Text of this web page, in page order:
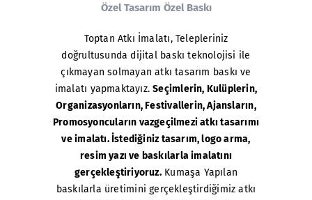
Özel Tasarım Özel Baskı
Toptan Atkı İmalatı, Telepleriniz
doğrultusunda dijital baskı teknolojisi ile
çıkmayan solmayan atkı tasarım baskı ve
imalatı yapmaktayız.Seçimlerin, Kulüplerin,
Organizasyonların, Festivallerin, Ajansların,
Promosyoncuların vazgeçilmezi atkı tasarımı
ve imalatı. İstediğiniz tasarım, logo arma,
resim yazı ve baskılarla imalatını
gerçekleştiriyoruz.Kumaşa Yapılan
baskılarla üretimini gerçekleştirdiğimiz atkı